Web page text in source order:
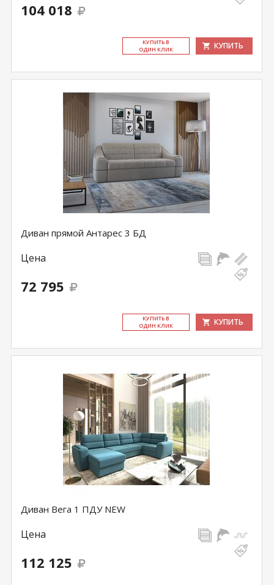
104 018
КУ­ПИТЬ В
ОДИН КЛИК
КУПИТЬ
Диван прямой Антарес 3 БД
Цена
72 795
КУ­ПИТЬ В
ОДИН КЛИК
КУПИТЬ
Диван Вега 1 ПДУ NEW
Цена
112 125